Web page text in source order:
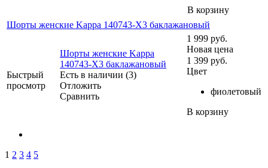
В корзину
Шорты женские Kappa 140743-X3 баклажановый
Быстрый
просмотр
Шорты женские Kappa
140743-X3 баклажановый
Есть в наличии (3)
Отложить
Сравнить
1 999 руб.
Новая цена
1 399 руб.
Цвет
фиолетовый
В корзину
1 2 3 4 5